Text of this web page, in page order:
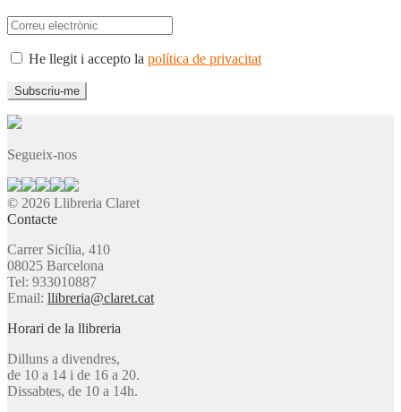
He llegit i accepto la política de privacitat
Segueix-nos
© 2026 Llibreria Claret
Contacte
Carrer Sicília, 410
08025 Barcelona
Tel: 933010887
Email: llibreria@claret.cat
Horari de la llibreria
Dilluns a divendres,
de 10 a 14 i de 16 a 20.
Dissabtes, de 10 a 14h.